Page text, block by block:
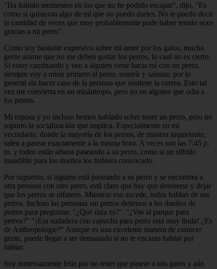
"Ha habido momentos en los que no he podido escapar", dijo. "Es
como si quisieran algo de mí que no puedo darles. No te puedo decir
la cantidad de veces que muy probablemente pude haber tenido sexo
gracias a mi perro".
Como soy bastante expresivo sobre mi amor por los gatos, mucha
gente asume que no me deben gustar los perros, lo cual no es cierto.
Si estoy caminando y veo a alguien venir hacia mí con un perro,
siempre voy a mirar primero al perro, sonreír y saludar, por lo
general sin hacer caso de la persona que sostiene la correa. Esto tal
vez me convierta en un misántropo, pero no en alguien que odia a
los perros.
Mi esposa y yo incluso hemos hablado sobre tener un perro, pero no
soporto la socialización que implica. Especialmente en mi
vecindario, donde la mayoría de los perros, de manera inquietante,
salen a pasear exactamente a la misma hora. A veces son las 7:45 p.
m. y todos están afuera paseando a su perro, como si un silbido
inaudible para los dueños los hubiera convocado.
Por supuesto, si alguien está paseando a su perro y se encuentra a
otra persona con otro perro, está claro que hay que detenerse y dejar
que los perros se olfateen. Mientras eso sucede, todos hablan de sus
perros. Incluso las personas sin perros detienen a los dueños de
perros para preguntar: "¿Qué raza es?". "¿Vas al parque para
perros?" "¡Esa sudadera con capucha para perro está muy linda! ¿Es
de Anthropologie?" Aunque es una excelente manera de conocer
gente, puede llegar a ser demasiado si no te encanta hablar por
hablar.
Soy inmensamente feliz por no tener que pasear a mis gatos y aún